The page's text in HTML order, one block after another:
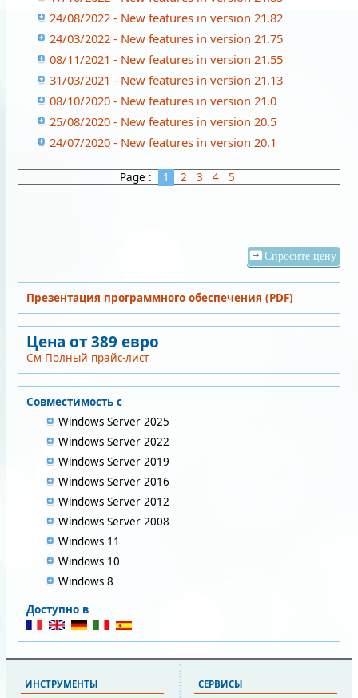
24/08/2022 - New features in version 21.82
24/03/2022 - New features in version 21.75
08/11/2021 - New features in version 21.55
31/03/2021 - New features in version 21.13
08/10/2020 - New features in version 21.0
25/08/2020 - New features in version 20.5
24/07/2020 - New features in version 20.1
Page : 1 2 3 4 5
Спросите цену
Презентация программного обеспечения (PDF)
Цена от 389 евро
См Полный прайс-лист
Совместимость с
Windows Server 2025
Windows Server 2022
Windows Server 2019
Windows Server 2016
Windows Server 2012
Windows Server 2008
Windows 11
Windows 10
Windows 8
Доступно в
ИНСТРУМЕНТЫ СЕРВИСЫ